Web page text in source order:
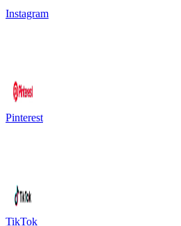
Instagram
Pinterest
TikTok